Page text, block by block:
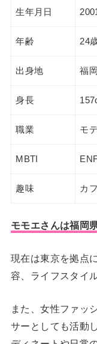
生年月日
年齢 24
出身地 福
身長
職業 モ
MBTI
趣味 カ
モモエさんは福岡
現在は東京を拠点
容、ライフスタイ
また、女性ファッ
サーとしても活動